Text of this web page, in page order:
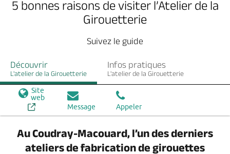
Agenda
Dormir, manger
Séjours, cadeaux
5 bonnes raisons de visiter l’Atelier de la
Girouetterie
Suivez le guide
Découvrir
L'atelier de la Girouetterie
Infos pratiques
L'atelier de la Girouetterie
Site
web
Message
Appeler
Au Coudray-Macouard, l’un des derniers
ateliers de fabrication de girouettes